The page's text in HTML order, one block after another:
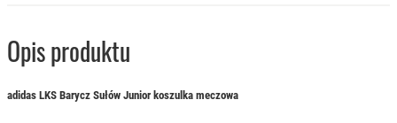
Opis produktu
adidas LKS Barycz Sułów Junior koszulka meczowa